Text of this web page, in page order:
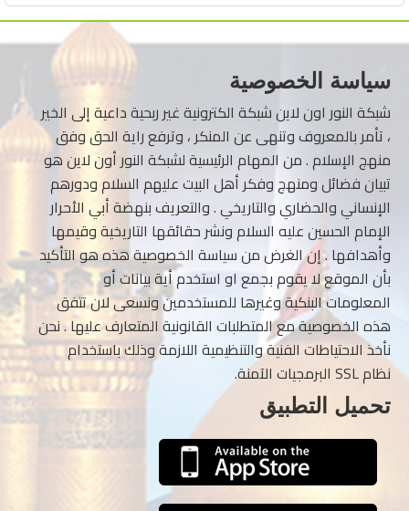
سياسة الخصوصية
شبكة النور اون لاين شبكة الكترونية غير ربحية داعية إلى الخير
، تأمر بالمعروف وتنهى عن المنكر ، وترفع راية الحق وفق
منهج الإسلام . من المهام الرئيسية لشبكة النور أون لاين هو
تبيان فضائل ومنهج وفكر أهل البيت عليهم السلام ودورهم
الإنساني والحضاري والتاريخي . والتعريف بنهضة أبي الأحرار
الإمام الحسين عليه السلام ونشر حقائقها التاريخية وقيمها
وأهدافها . إن الغرض من سياسة الخصوصية هذه هو التأكيد
بأن الموقع لا يقوم بجمع او استخدم أية بيانات أو
المعلومات البنكية وغيرها للمستخدمين ونسعى لان تتفق
هذه الخصوصية مع المتطلبات القانونية المتعارف عليها . نحن
نأخذ الاحتياطات الفنية والتنظيمية اللازمة وذلك باستخدام
نظام SSL البرمجيات الآمنة.
تحميل التطبيق